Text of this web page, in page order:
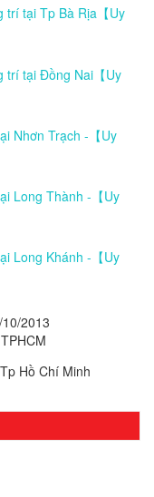
trí tại Tp Bà Rịa【Uy
trí tại Đồng Nai【Uy
Nhơn Trạch -【Uy
Long Thành -【Uy
Long Khánh -【Uy
2013
Hồ Chí Minh